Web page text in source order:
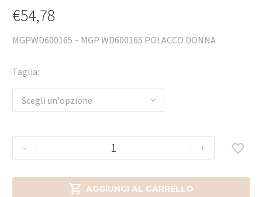
€54,78
MGPWD600165 – MGP WD600165 POLACCO DONNA
Taglia
Scegli un'opzione
- +
 AGGIUNGI AL CARRELLO
